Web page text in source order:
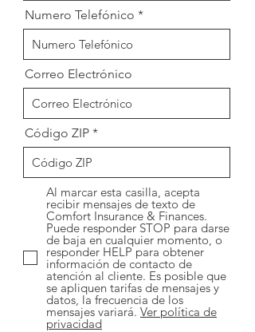
Numero Telefónico
Correo Electrónico
Código ZIP
Al marcar esta casilla, acepta
recibir mensajes de texto de
Comfort Insurance & Finances.
Puede responder STOP para darse
de baja en cualquier momento, o
responder HELP para obtener
información de contacto de
atención al cliente. Es posible que
se apliquen tarifas de mensajes y
datos, la frecuencia de los
mensajes variará. Ver política de
privacidad